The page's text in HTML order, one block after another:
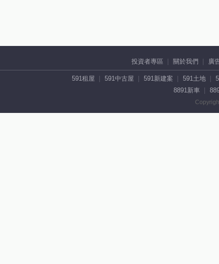
投資者專區 關於我們 廣
591租屋 591中古屋 591新建案 591土地
8891新車